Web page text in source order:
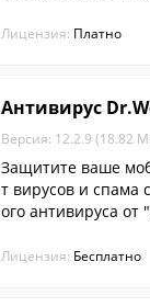
Лицензия: Платно
Антивирус
Версия: 12.2.9 (18.82
Защитите ваше
т вирусов и
ого антивируса
информационной
Лицензия: Бесплатно